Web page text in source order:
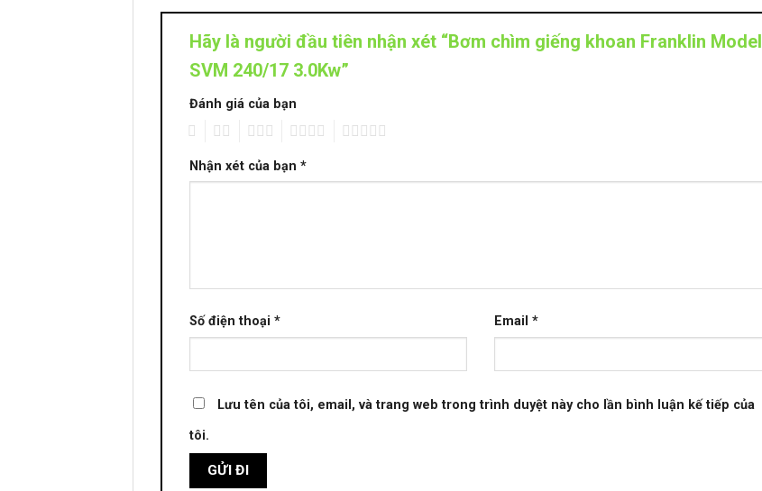
Hãy là người đầu tiên nhận xét “Bơm chìm giếng khoan Franklin Model
SVM 240/17 3.0Kw”
Đánh giá của bạn
Nhận xét của bạn *
Số điện thoại * Email*
Lưu tên của tôi, email, và trang web trong trình duyệt này cho lần bình luận kế tiếp của
tôi.